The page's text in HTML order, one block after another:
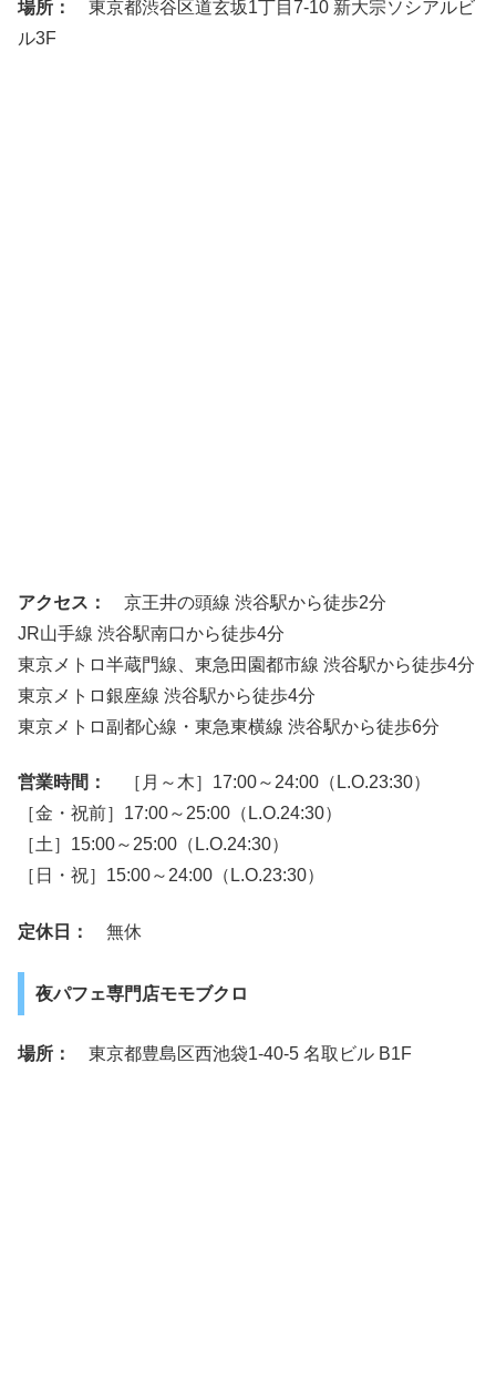
場所：
東京都渋谷区道玄坂1丁目7-10 新大宗ソシアルビ
ル3F
アクセス：
京王井の頭線 渋谷駅から徒歩2分
JR山手線 渋谷駅南口から徒歩4分
東京メトロ半蔵門線、東急田園都市線 渋谷駅から徒歩4分
東京メトロ銀座線 渋谷駅から徒歩4分
東京メトロ副都心線・東急東横線 渋谷駅から徒歩6分
営業時間：
［月～木］17:00～24:00（L.O.23:30）
［金・祝前］17:00～25:00（L.O.24:30）
［土］15:00～25:00（L.O.24:30）
［日・祝］15:00～24:00（L.O.23:30）
定休日： 無休
夜パフェ専門店モモブクロ
場所： 東京都豊島区西池袋1-40-5 名取ビル B1F